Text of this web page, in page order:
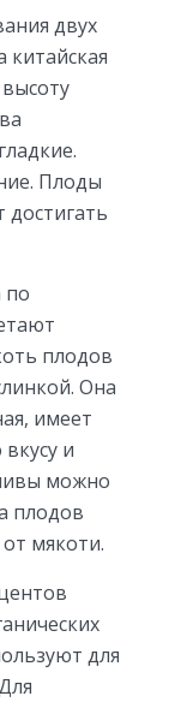
двух
китайская
Плоды
достигать
по
плодов
Она
имеет
и
можно
плодов
мякоти.
для